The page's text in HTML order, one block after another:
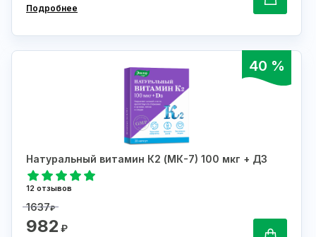
Подробнее
40 %
Натуральный витамин К2 (МК-7) 100 мкг + Д3
12 отзывов
1637₽
982 ₽